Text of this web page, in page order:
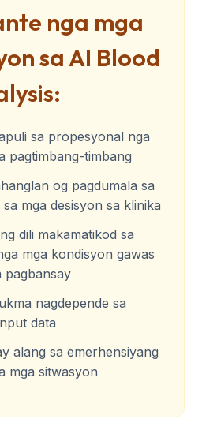
nga mga
sa AI Blood
sa propesyonal nga
pagtimbang-timbang
og pagdumala sa
mga desisyon sa klinika
dili makamatikod sa
mga kondisyon gawas
pagbansay
nagdepende sa
data
alang sa emerhensiyang
mga sitwasyon